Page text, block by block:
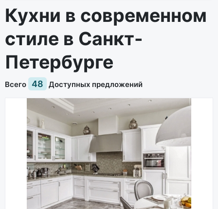
Кухни в современном
стиле в Санкт-
Петербурге
Всего 48 Доступных предложений